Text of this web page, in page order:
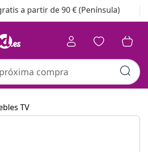
a partir de 90 € (Península)
TV